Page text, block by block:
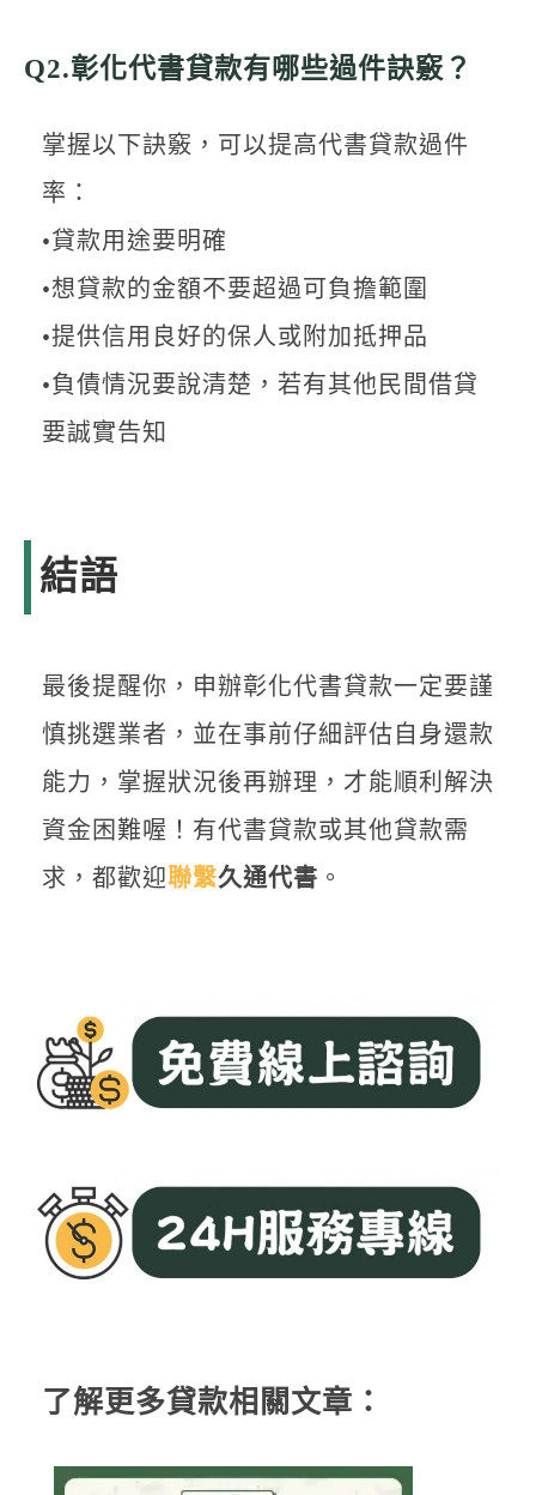
Q2.彰化代書貸款有哪些過件訣竅？
掌握以下訣竅，可以提高代書貸款過件
率：
•貸款用途要明確
•想貸款的金額不要超過可負擔範圍
•提供信用良好的保人或附加抵押品
•負債情況要說清楚，若有其他民間借貸
要誠實告知
結語
最後提醒你，申辦彰化代書貸款一定要謹
慎挑選業者，並在事前仔細評估自身還款
能力，掌握狀況後再辦理，才能順利解決
資金困難喔！有代書貸款或其他貸款需
求，都歡迎聯繫久通代書 。
了解更多貸款相關文章：